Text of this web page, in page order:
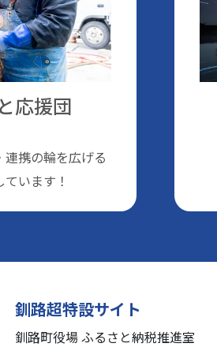
応援団
携の輪を広げる
います！
釧路超特設サイト
釧路町役場 ふるさと納税推進室